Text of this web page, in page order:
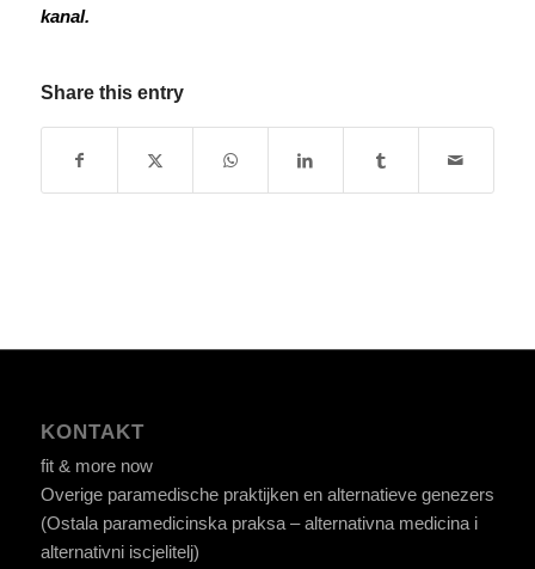
kanal.
Share this entry
KONTAKT
fit & more now
Overige paramedische praktijken en alternatieve genezers
(Ostala paramedicinska praksa – alternativna medicina i
alternativni iscjelitelj)